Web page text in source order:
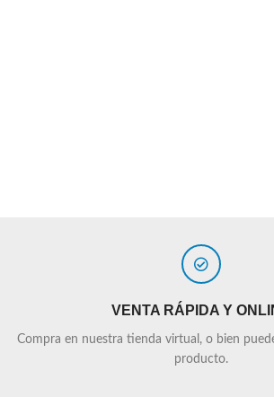
VENTA RÁPIDA Y
Compra en nuestra tienda virtual, o bien
producto.